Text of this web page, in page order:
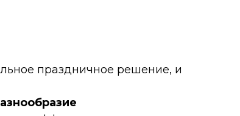
праздничное решение, и